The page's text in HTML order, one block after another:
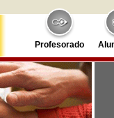
Profesorado